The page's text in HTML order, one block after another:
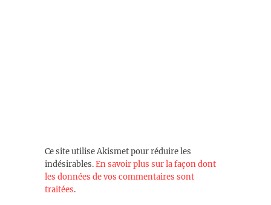
Ce site utilise Akismet pour réduire les
indésirables.En savoir plus sur la façon dont
les données de vos commentaires sont
traitées.